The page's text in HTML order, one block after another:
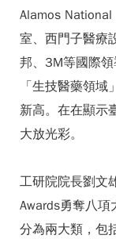
Alamos
室、西門子醫療
邦、3M等國際領
「生技醫藥領
新高。在在顯示
大放光彩。
工研院院長劉文
Awards勇奪八
分為兩大類，包